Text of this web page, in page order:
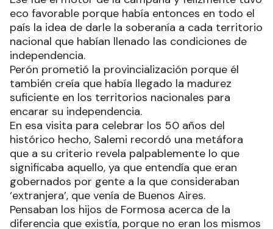
eco favorable porque había entonces en todo el
país la idea de darle la soberanía a cada territorio
nacional que habían llenado las condiciones de
independencia.
Perón prometió la provincialización porque él
también creía que había llegado la madurez
suficiente en los territorios nacionales para
encarar su independencia.
En esa visita para celebrar los 50 años del
histórico hecho, Salemi recordó una metáfora
que a su criterio revela palpablemente lo que
significaba aquello, ya que entendía que eran
gobernados por gente a la que consideraban
‘extranjera’, que venía de Buenos Aires.
Pensaban los hijos de Formosa acerca de la
diferencia que existía, porque no eran los mismos